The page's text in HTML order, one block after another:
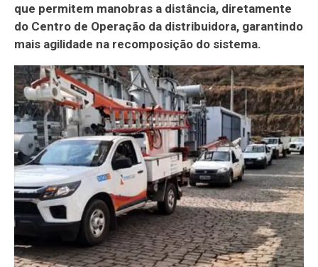
que permitem manobras a distância, diretamente
do Centro de Operação da distribuidora, garantindo
mais agilidade na recomposição do sistema.